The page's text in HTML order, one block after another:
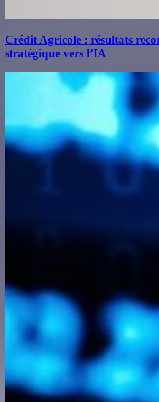
Crédit Agricole : résultats
stratégique vers l’IA